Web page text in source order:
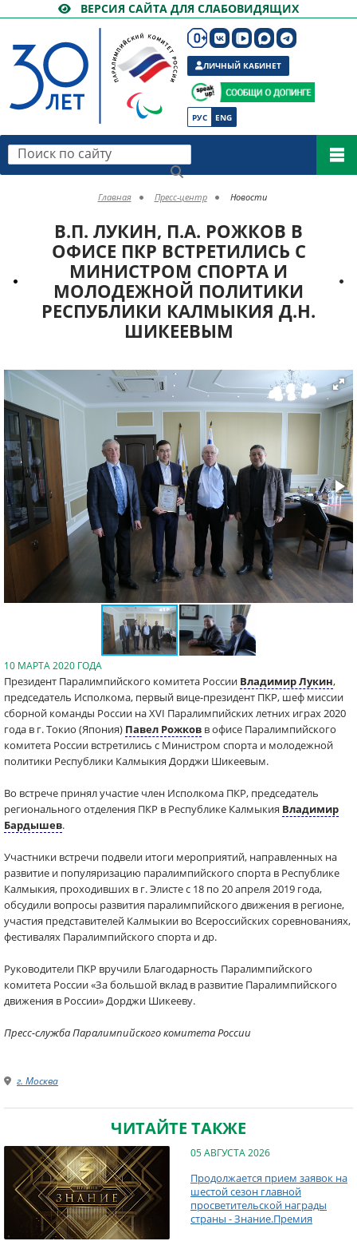
ВЕРСИЯ САЙТА ДЛЯ СЛАБОВИДЯЩИХ
РУС ENG
ЛИЧНЫЙ КАБИНЕТ
Поиск по сайту
Главная Пресс-центр Новости
В.П. ЛУКИН, П.А. РОЖКОВ В
ОФИСЕ ПКР ВСТРЕТИЛИСЬ С
МИНИСТРОМ СПОРТА И
МОЛОДЕЖНОЙ ПОЛИТИКИ
РЕСПУБЛИКИ КАЛМЫКИЯ Д.Н.
ШИКЕЕВЫМ
10 МАРТА 2020 ГОДА
Президент Паралимпийского комитета России Владимир Лукин,
председатель Исполкома, первый вице-президент ПКР, шеф миссии
сборной команды России на XVI Паралимпийских летних играх 2020
года в г. Токио (Япония) Павел Рожков в офисе Паралимпийского
комитета России встретились с Министром спорта и молодежной
политики Республики Калмыкия Дорджи Шикеевым.
Во встрече принял участие член Исполкома ПКР, председатель
регионального отделения ПКР в Республике Калмыкия Владимир
Бардышев.
Участники встречи подвели итоги мероприятий, направленных на
развитие и популяризацию паралимпийского спорта в Республике
Калмыкия, проходивших в г. Элисте с 18 по 20 апреля 2019 года,
обсудили вопросы развития паралимпийского движения в регионе,
участия представителей Калмыкии во Всероссийских соревнованиях,
фестивалях Паралимпийского спорта и др.
Руководители ПКР вручили Благодарность Паралимпийского
комитета России «За большой вклад в развитие Паралимпийского
движения в России» Дорджи Шикееву.
Пресс-служба Паралимпийского комитета России
г. Москва
ЧИТАЙТЕ ТАКЖЕ
05 АВГУСТА 2026
Продолжается прием заявок на
шестой сезон главной
просветительской награды
страны - Знание.Премия